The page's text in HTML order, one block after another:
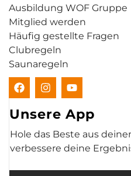
Ausbildung WOF Gruppe
Mitglied werden
Häufig gestellte Fragen
Clubregeln
Saunaregeln
Unsere App
Hole das Beste aus
verbessere deine